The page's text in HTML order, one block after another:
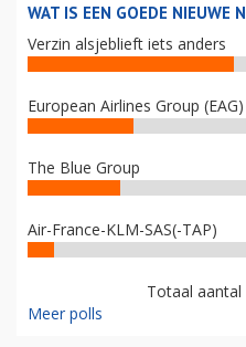
WAT IS EEN GOEDE NIEUWE
Verzin alsjeblieft iets anders
European Airlines Group (EAG)
The Blue Group
Air-France-KLM-SAS(-TAP)
Totaal
Meer polls